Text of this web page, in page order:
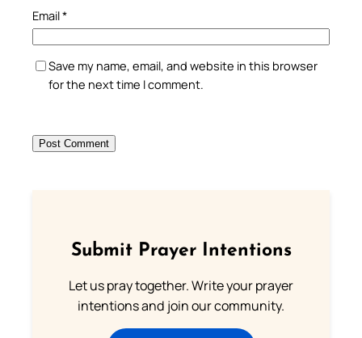
Email*
Save my name, email, and website in this browser
for the next time I comment.
Submit Prayer Intentions
Let us pray together. Write your prayer
intentions and join our community.